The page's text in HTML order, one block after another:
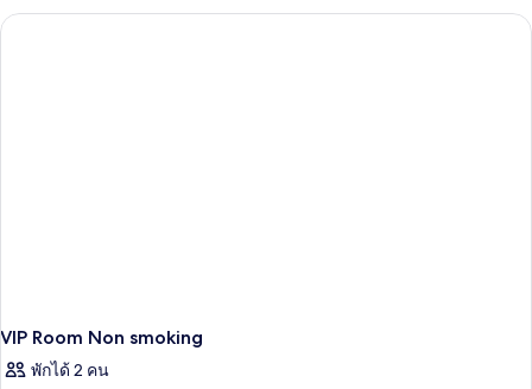
กับ
Vista
VIP Room Non smoking
พักได้ 2 คน